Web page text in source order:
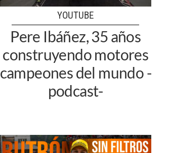
YOUTUBE
Pere Ibáñez, 35 años
construyendo motores
campeones del mundo -
podcast-